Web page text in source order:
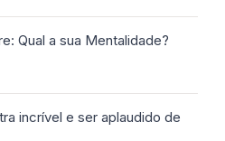
Qual a sua Mentalidade?
incrível e ser aplaudido de